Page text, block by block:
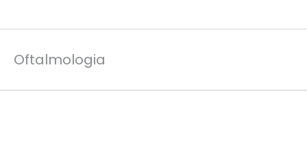
Oftalmologia